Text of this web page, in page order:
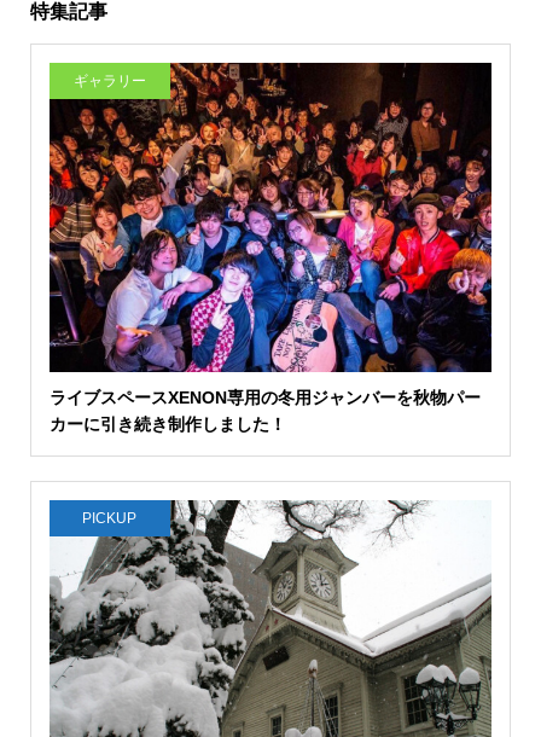
特集記事
ギャラリー
ライブスペースXENON専用の冬用ジャンバーを秋物パー
カーに引き続き制作しました！
PICKUP